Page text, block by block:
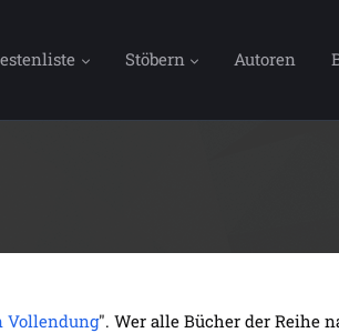
Stöbern Autoren
Vollendung". Wer alle Bücher der Reihe